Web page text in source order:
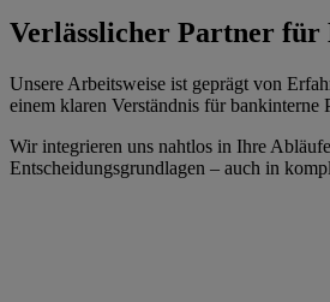
Entwicklung geeigneter Workout-
Bewertung von Handlungsoptionen
Sanierung, Restrukturierung
Forderungsmanagement und Inkasso
Dabei agieren wir in enger Abstimmung
klar definierter Prozesse.
schaffen Sie Planungssicherheit
gewinnen Sie Freiräume für Ihr
Wir unterstützen Sie bei:
systematischer Portfolioanalyse
Bewertung von Ausfallrisiken
Eigene bzw. Bestandsimmobilien
Situationen eine differenzierte
Unsere Leistungen umfassen:
Entwicklung geeigneter
Begleitung der Umsetzung
Verlässlicher Partner für
Unsere Arbeitsweise ist geprägt von
einem klaren Verständnis für bankinterne
Wir integrieren uns nahtlos in Ihre
Entscheidungsgrundlagen – auch in